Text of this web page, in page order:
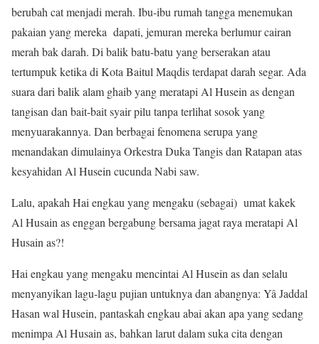
berubah cat menjadi merah. Ibu-ibu rumah tangga menemukan
pakaian yang mereka dapati, jemuran mereka berlumur cairan
merah bak darah. Di balik batu-batu yang berserakan atau
tertumpuk ketika di Kota Baitul Maqdis terdapat darah segar. Ada
suara dari balik alam ghaib yang meratapi Al Husein as dengan
tangisan dan bait-bait syair pilu tanpa terlihat sosok yang
menyuarakannya. Dan berbagai fenomena serupa yang
menandakan dimulainya Orkestra Duka Tangis dan Ratapan atas
kesyahidan Al Husein cucunda Nabi saw.
Lalu, apakah Hai engkau yang mengaku (sebagai) umat kakek
Al Husain as enggan bergabung bersama jagat raya meratapi Al
Husain as?!
Hai engkau yang mengaku mencintai Al Husein as dan selalu
menyanyikan lagu-lagu pujian untuknya dan abangnya: Yâ Jaddal
Hasan wal Husein, pantaskah engkau abai akan apa yang sedang
menimpa Al Husain as, bahkan larut dalam suka cita dengan